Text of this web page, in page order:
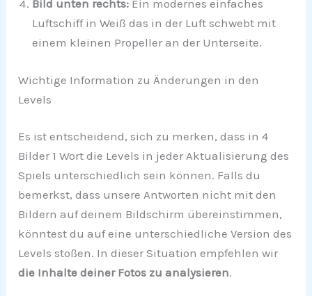
Bild unten rechts: Ein modernes einfaches
Luftschiff in Weiß das in der Luft schwebt mit
einem kleinen Propeller an der Unterseite.
Wichtige Information zu Änderungen in den
Levels
Es ist entscheidend, sich zu merken, dass in 4
Bilder 1 Wort die Levels in jeder Aktualisierung des
Spiels unterschiedlich sein können. Falls du
bemerkst, dass unsere Antworten nicht mit den
Bildern auf deinem Bildschirm übereinstimmen,
könntest du auf eine unterschiedliche Version des
Levels stoßen. In dieser Situation empfehlen wir
die Inhalte deiner Fotos zu analysieren.